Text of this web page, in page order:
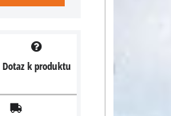
Dotaz k produktu